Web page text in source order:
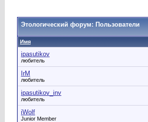
Этологический форум: Пользователи
Имя
ipasutikov
любитель
IrM
любитель
ipasutikov_inv
любитель
iWolf
Junior Member